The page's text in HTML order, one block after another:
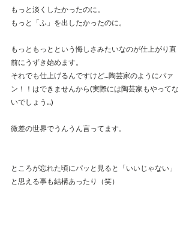
もっと淡くしたかったのに。
もっと「ふ」を出したかったのに。
もっともっとという悔しさみたいなのが仕上がり直
前にうずき始めます。
それでも仕上げるんですけど…陶芸家のようにパァ
ン！！はできませんから(実際には陶芸家もやってな
いでしょう…)
微差の世界でうんうん言ってます。
ところが忘れた頃にパッと見ると「いいじゃない」
と思える事も結構あったり（笑）